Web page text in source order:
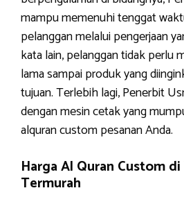
mampu memenuhi tenggat
pelanggan melalui pengerjaan
kata lain, pelanggan tidak perlu
lama sampai produk yang
tujuan. Terlebih lagi, Penerbit
dengan mesin cetak yang
alquran custom pesanan Anda.
Harga Al Quran Custom
Termurah